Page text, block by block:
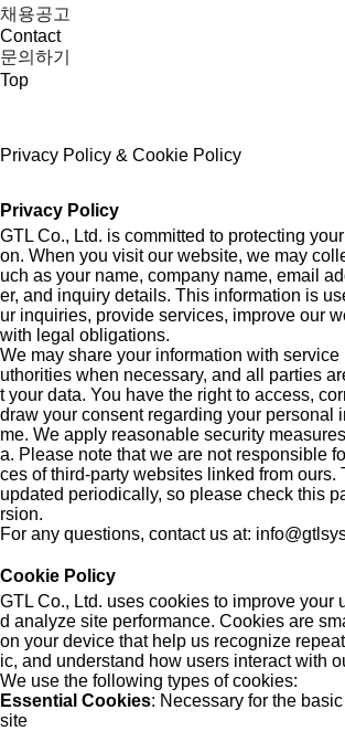
채용공고
Contact
문의하기
Top
Privacy Policy & Cookie Policy
Privacy Policy
GTL Co., Ltd. is committed to protecting
on. When you visit our website, we may
uch as your name, company name, email
er, and inquiry details. This information is
ur inquiries, provide services, improve our
with legal obligations.
We may share your information with
uthorities when necessary, and all parties
t your data. You have the right to access,
draw your consent regarding your personal
me. We apply reasonable security
a. Please note that we are not responsible
ces of third-party websites linked from ours.
updated periodically, so please check this
rsion.
For any questions, contact us at:
Cookie Policy
GTL Co., Ltd. uses cookies to improve your
d analyze site performance. Cookies are
on your device that help us recognize
ic, and understand how users interact with
We use the following types of cookies:
Essential Cookies: Necessary for the
site